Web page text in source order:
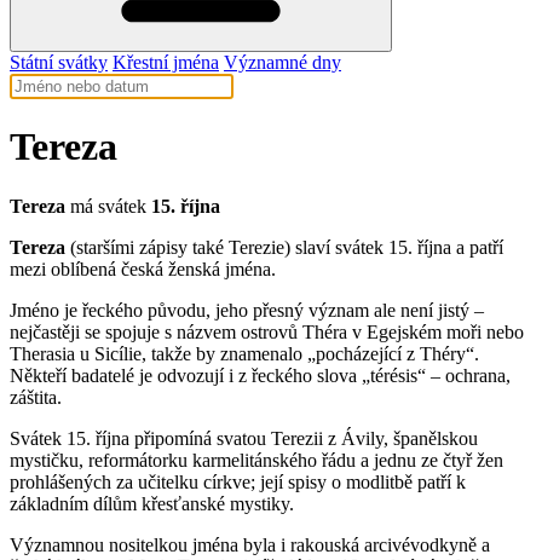
Státní svátky Křestní jména Významné dny
Tereza
Tereza má svátek 15. října
Tereza (staršími zápisy také Terezie) slaví svátek 15. října a patří
mezi oblíbená česká ženská jména.
Jméno je řeckého původu, jeho přesný význam ale není jistý –
nejčastěji se spojuje s názvem ostrovů Théra v Egejském moři nebo
Therasia u Sicílie, takže by znamenalo „pocházející z Théry“.
Někteří badatelé je odvozují i z řeckého slova „térésis“ – ochrana,
záštita.
Svátek 15. října připomíná svatou Terezii z Ávily, španělskou
mystičku, reformátorku karmelitánského řádu a jednu ze čtyř žen
prohlášených za učitelku církve; její spisy o modlitbě patří k
základním dílům křesťanské mystiky.
Významnou nositelkou jména byla i rakouská arcivévodkyně a